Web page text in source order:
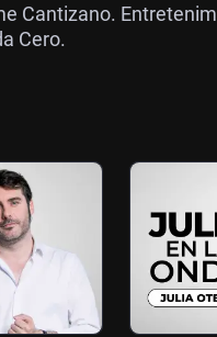
Cantizano.
Cero.